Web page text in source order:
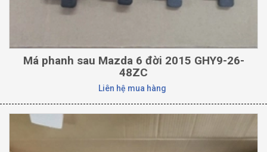
Má phanh sau Mazda 6 đời 2015 GHY9-26-
48ZC
Liên hệ mua hàng